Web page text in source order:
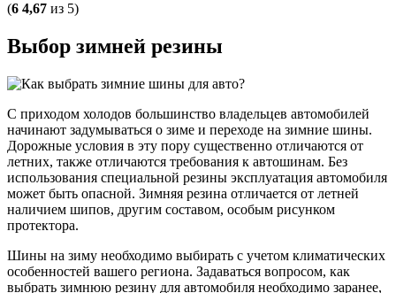
(6 4,67 из 5)
Выбор зимней резины
С приходом холодов большинство владельцев автомобилей
начинают задумываться о зиме и переходе на зимние шины.
Дорожные условия в эту пору существенно отличаются от
летних, также отличаются требования к автошинам. Без
использования специальной резины эксплуатация автомобиля
может быть опасной. Зимняя резина отличается от летней
наличием шипов, другим составом, особым рисунком
протектора.
Шины на зиму необходимо выбирать с учетом климатических
особенностей вашего региона. Задаваться вопросом, как
выбрать зимнюю резину для автомобиля необходимо заранее,